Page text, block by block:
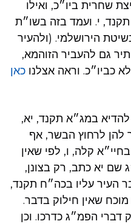
שחרית ביו״כ, ואילו
י. ועמד בזה בשו״ת
הירושלמי. (ולהעיר
גם להעביר הזוהמא,
כביו״כ. וראה אצלנו כאן
במג״א תקנד, יא,
לרחוץ הבשר, אף
קלה, ו, לפי שאין
שם יא כתב, רק בצונן,
העיר עליו בכה״ח תקנד,
שאין חילוק בדבר.
הפמ״ג כדרכו. וכן